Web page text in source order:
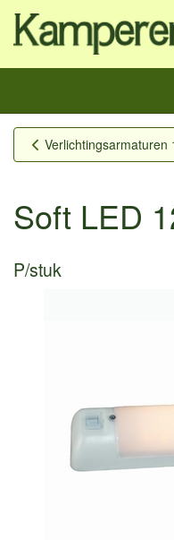
Verlichtingsarmaturen
Soft LED
P/stuk